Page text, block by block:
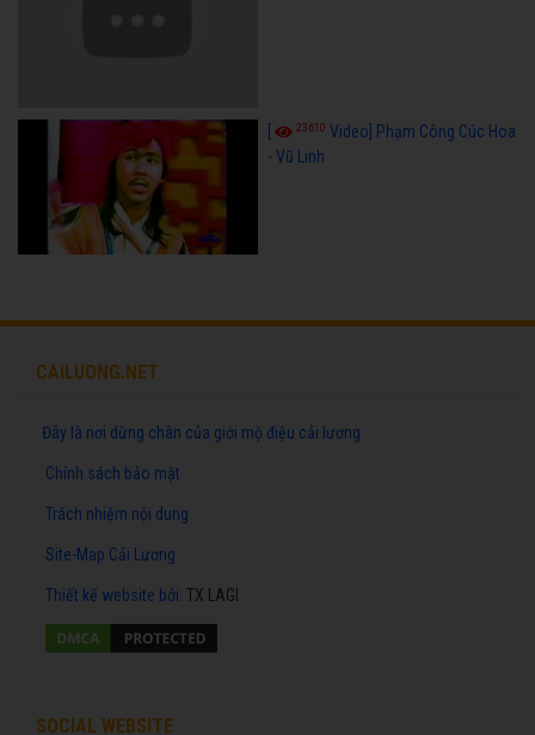
23610 Video] Phạm Công Cúc Hoa
- Vũ Linh
CAILUONG.NET
Đây là nơi dừng chân của giới mộ điệu cải lương
Chính sách bảo mật
Trách nhiệm nội dung
Site-Map Cải Lương
Thiết kế website bởi: TX LAGI
SOCIAL WEBSITE